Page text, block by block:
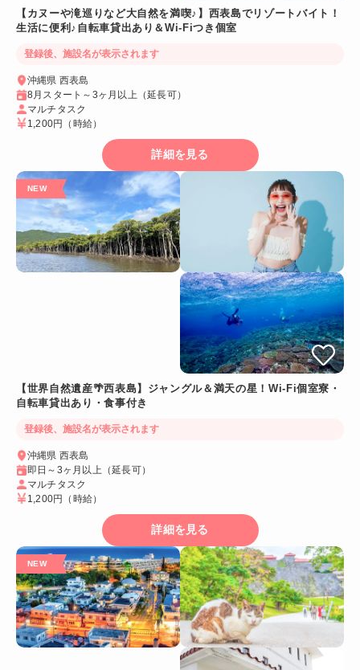
【カヌーや滝巡りなど大自然を満喫♪】西表島でリゾートバイト！
生活に便利♪自転車貸出あり＆Wi-Fiつき個室
登録後、施設名が表示されます
沖縄県 西表島
8月スタート～3ヶ月以上（延長可）
マルチタスク
1,200円 （時給）
詳細を見る
【世界自然遺産🌴西表島】ジャングル＆満天の星！Wi-Fi個室寮・
自転車貸出あり・食事付き
登録後、施設名が表示されます
沖縄県 西表島
即日～3ヶ月以上（延長可）
マルチタスク
1,200円 （時給）
詳細を見る